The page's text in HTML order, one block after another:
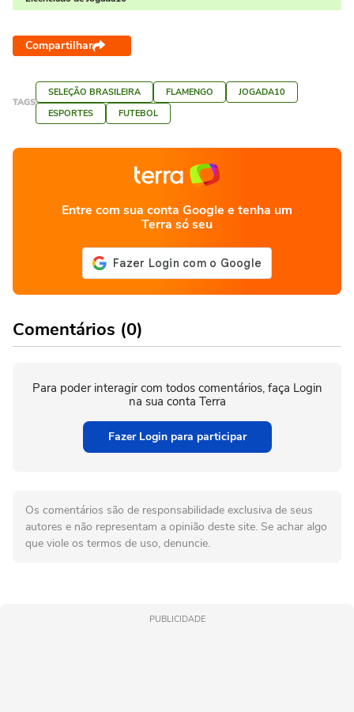
Compartilhar
TAGS
SELEÇÃO BRASILEIRA FLAMENGO
JOGADA10
ESPORTES
FUTEBOL
Entre com sua conta Google e tenha um
Terra só seu
Comentários (0)
Para poder interagir com todos comentários, faça Login
na sua conta Terra
Fazer Login para participar
Os comentários são de responsabilidade exclusiva de seus
autores e não representam a opinião deste site. Se achar algo
que viole os termos de uso, denuncie.
PUBLICIDADE